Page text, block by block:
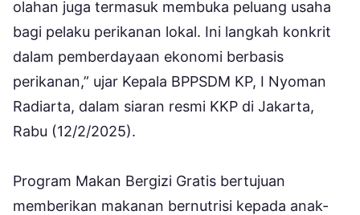
olahan juga termasuk membuka peluang usaha
bagi pelaku perikanan lokal. Ini langkah konkrit
dalam pemberdayaan ekonomi berbasis
perikanan,” ujar Kepala BPPSDM KP, I Nyoman
Radiarta, dalam siaran resmi KKP di Jakarta,
Rabu (12/2/2025).
Program Makan Bergizi Gratis bertujuan
memberikan makanan bernutrisi kepada anak-